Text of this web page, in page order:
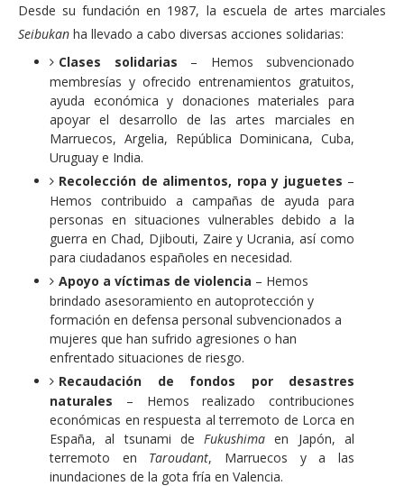
Desde su fundación en 1987, la escuela de artes marciales
Seibukan ha llevado a cabo diversas acciones solidarias:
Clases solidarias – Hemos subvencionado
membresías y ofrecido entrenamientos gratuitos,
ayuda económica y donaciones materiales para
apoyar el desarrollo de las artes marciales en
Marruecos, Argelia, República Dominicana, Cuba,
Uruguay e India.
Recolección de alimentos, ropa y juguetes –
Hemos contribuido a campañas de ayuda para
personas en situaciones vulnerables debido a la
guerra en Chad, Djibouti, Zaire y Ucrania, así como
para ciudadanos españoles en necesidad.
Apoyo a víctimas de violencia – Hemos
brindado asesoramiento en autoprotección y
formación en defensa personal subvencionados a
mujeres que han sufrido agresiones o han
enfrentado situaciones de riesgo.
Recaudación de fondos por desastres
naturales – Hemos realizado contribuciones
económicas en respuesta al terremoto de Lorca en
España, al tsunami de Fukushima en Japón, al
terremoto en Taroudant, Marruecos y a las
inundaciones de la gota fría en Valencia.